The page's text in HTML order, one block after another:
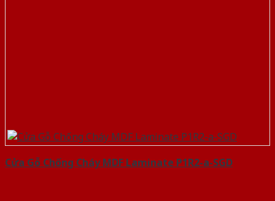
Cửa Gỗ Chống Cháy MDF Laminate P1R2-a-SGD